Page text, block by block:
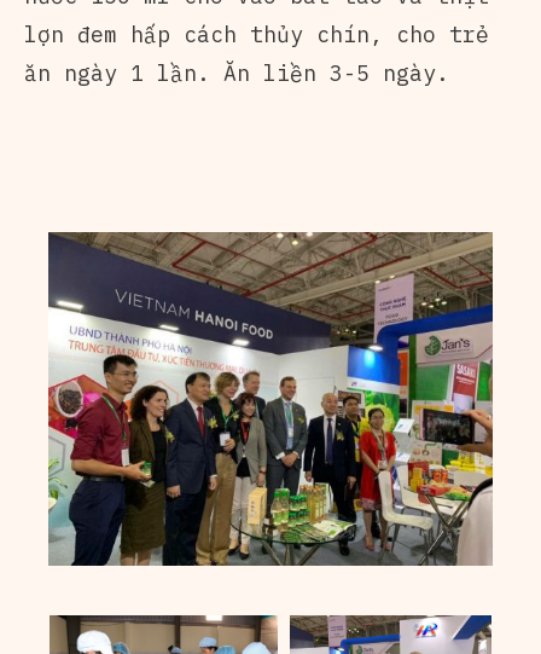
lợn đem hấp cách thủy chín, cho trẻ
ăn ngày 1 lần. Ăn liền 3-5 ngày.